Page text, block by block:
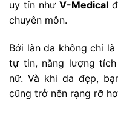
uy tín như V-Medical
chuyên môn.
Bởi làn da không chỉ
tự tin, năng lượng
nữ. Và khi da đẹp,
cũng trở nên rạng rỡ